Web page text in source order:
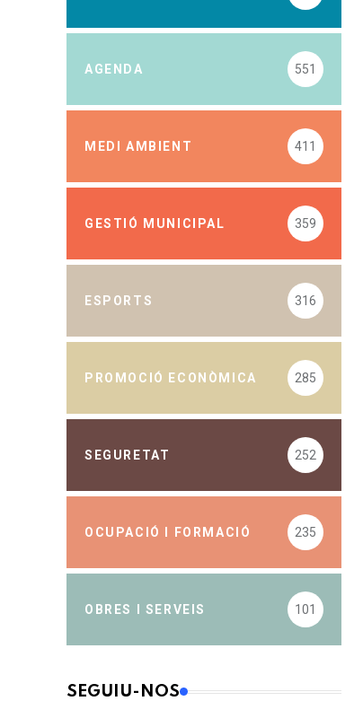
AGENDA 551
MEDI AMBIENT 411
GESTIÓ MUNICIPAL 359
ESPORTS 316
PROMOCIÓ ECONÒMICA 285
SEGURETAT 252
OCUPACIÓ I FORMACIÓ 235
OBRES I SERVEIS 101
SEGUIU-NOS